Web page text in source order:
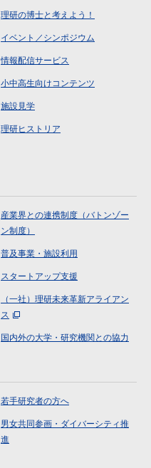
理研の博士と考えよう！
イベント／シンポジウム
情報配信サービス
小中高生向けコンテンツ
施設見学
理研ヒストリア
産業界との連携制度（バトンゾー
ン制度）
普及事業・施設利用
スタートアップ支援
（一社）理研未来革新アライアン
ス
国内外の大学・研究機関との協力
若手研究者の方へ
男女共同参画・ダイバーシティ推
進